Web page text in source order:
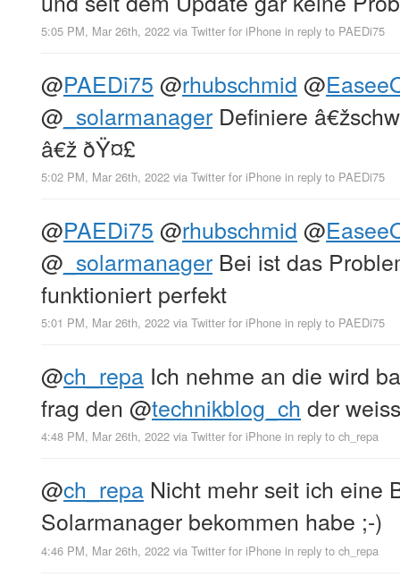
5:05 PM, Mar 26th, 2022 via Twitter for iPhone in reply to PAEDi75
@PAEDi75 @rhubschmid @
@ _solarmanager Definiere
â€ž ðŸ¤£
5:02 PM, Mar 26th, 2022 via Twitter for iPhone in reply to PAEDi75
@PAEDi75 @rhubschmid @
@ _solarmanager Bei ist das
funktioniert perfekt
5:01 PM, Mar 26th, 2022 via Twitter for iPhone in reply to PAEDi75
@ch_repa Ich nehme an die wird
frag den @technikblog_ch der
4:48 PM, Mar 26th, 2022 via Twitter for iPhone in reply to ch_repa
@ch_repa Nicht mehr seit ich eine
Solarmanager bekommen habe ;-)
4:46 PM, Mar 26th, 2022 via Twitter for iPhone in reply to ch_repa